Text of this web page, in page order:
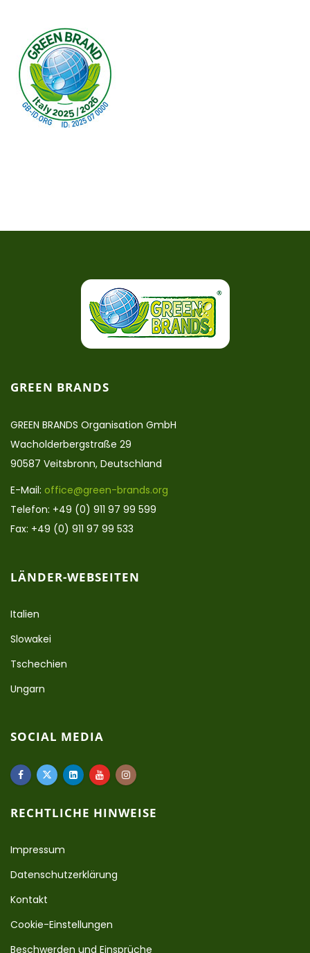
GREEN BRANDS
GREEN BRANDS Organisation GmbH
Wacholderbergstraße 29
90587 Veitsbronn, Deutschland
E-Mail: office@green-brands.org
Telefon: +49 (0) 911 97 99 599
Fax: +49 (0) 911 97 99 533
LÄNDER-WEBSEITEN
Italien
Slowakei
Tschechien
Ungarn
SOCIAL MEDIA
RECHTLICHE HINWEISE
Impressum
Datenschutzerklärung
Kontakt
Cookie-Einstellungen
Beschwerden und Einsprüche